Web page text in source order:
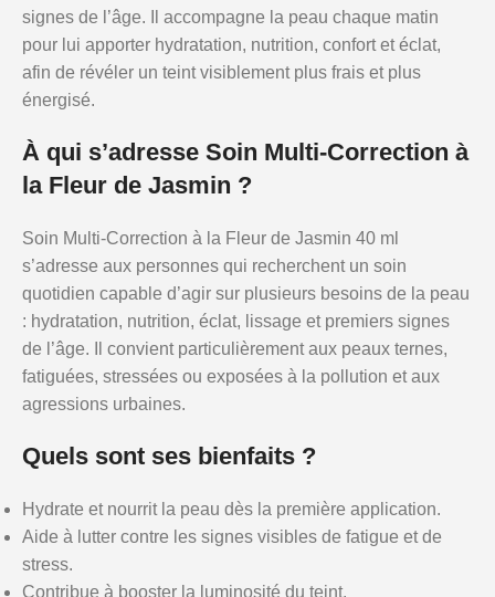
signes de l’âge. Il accompagne la peau chaque matin
pour lui apporter hydratation, nutrition, confort et éclat,
afin de révéler un teint visiblement plus frais et plus
énergisé.
À qui s’adresse Soin Multi-Correction à
la Fleur de Jasmin ?
Soin Multi-Correction à la Fleur de Jasmin 40 ml
s’adresse aux personnes qui recherchent un soin
quotidien capable d’agir sur plusieurs besoins de la peau
: hydratation, nutrition, éclat, lissage et premiers signes
de l’âge. Il convient particulièrement aux peaux ternes,
fatiguées, stressées ou exposées à la pollution et aux
agressions urbaines.
Quels sont ses bienfaits ?
Hydrate et nourrit la peau dès la première application.
Aide à lutter contre les signes visibles de fatigue et de
stress.
Contribue à booster la luminosité du teint.